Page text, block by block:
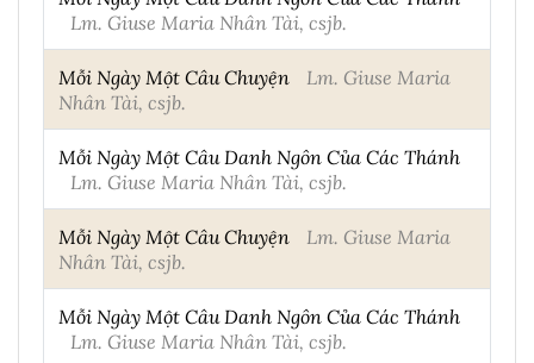
Lm. Giuse Maria Nhân Tài, csjb.
Mỗi Ngày Một Câu Chuyện
Lm. Giuse Maria
Nhân Tài, csjb.
Mỗi Ngày Một Câu Danh Ngôn Của Các Thánh
Lm. Giuse Maria Nhân Tài, csjb.
Mỗi Ngày Một Câu Chuyện
Lm. Giuse Maria
Nhân Tài, csjb.
Mỗi Ngày Một Câu Danh Ngôn Của Các Thánh
Lm. Giuse Maria Nhân Tài, csjb.